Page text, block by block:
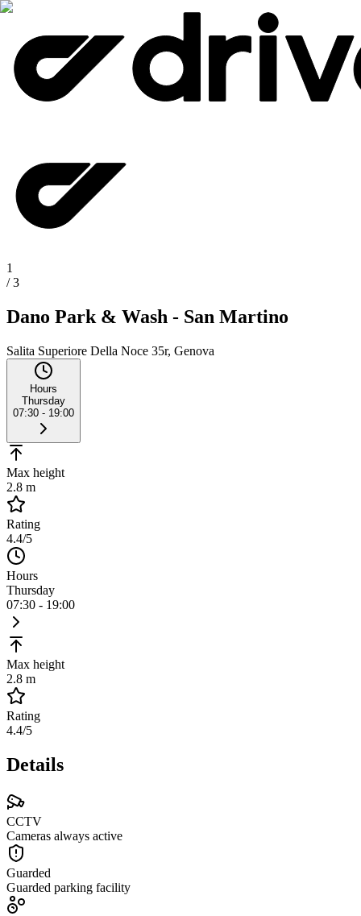
1
/3
Dano Park & Wash - San Martino
Salita Superiore Della Noce 35r, Genova
Hours
Thursday
07:30 - 19:00
Max height
2.8 m
Rating
4.4/5
Hours
Thursday
07:30 - 19:00
Max height
2.8 m
Rating
4.4/5
Details
CCTV
Cameras always active
Guarded
Guarded parking facility